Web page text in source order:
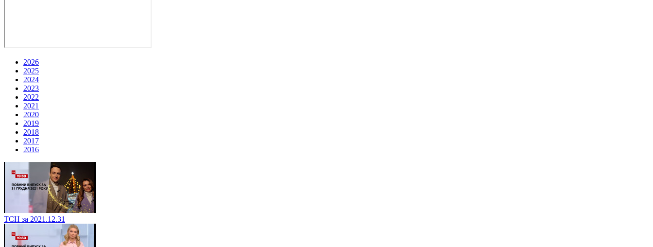
2026
2025
2024
2023
2022
2021
2020
2019
2018
2017
2016
ТСН за 2021.12.31